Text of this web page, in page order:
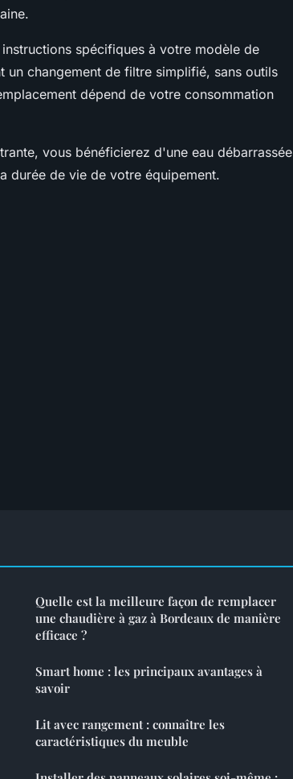
spécifiques à votre modèle de
un changement de filtre simplifié, sans outils
dépend de votre consommation
vous bénéficierez d'une eau débarrassée
durée de vie de votre équipement.
Quelle est la meilleure façon de remplacer
une chaudière à gaz à Bordeaux de manière
efficace ?
Smart home : les principaux avantages à
savoir
Lit avec rangement : connaître les
caractéristiques du meuble